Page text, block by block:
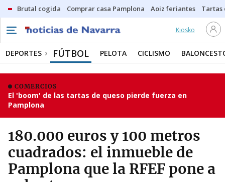
Brutal cogida Comprar casa Pamplona Aoiz feriantes Tartas
Kiosko
DEPORTES FÚTBOL PELOTA CICLISMO
COMERCIOS
El 'boom' de las tartas de queso pierde fuerza en
Pamplona
180.000 euros y 100 metros
cuadrados: el inmueble de
Pamplona que la RFEF pone a